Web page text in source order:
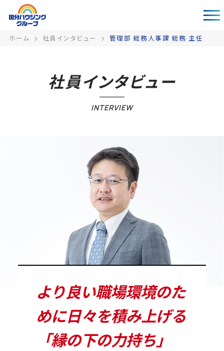
ホーム 社員インタビュー 管理部 総務人事課 総務 主任
社員インタビュー
INTERVIEW
より良い職場環境のた
めに日々を積み上げる
「縁の下の力持ち」